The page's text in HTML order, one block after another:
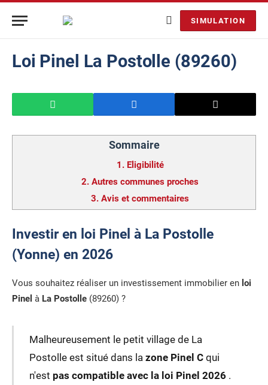
SIMULATION
Loi Pinel La Postolle (89260)
Sommaire
1. Eligibilité
2. Autres communes proches
3. Avis et commentaires
Investir en loi Pinel à La Postolle
(Yonne) en 2026
Vous souhaitez réaliser un investissement immobilier en loi
Pinel à La Postolle (89260) ?
Malheureusement le petit village de La
Postolle est situé dans la zone Pinel Cqui
n'est pas compatible avec la loi Pinel 2026 .